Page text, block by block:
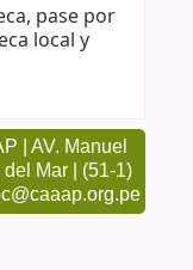
pase por
local y
| AV. Manuel
Mar | (51-1)